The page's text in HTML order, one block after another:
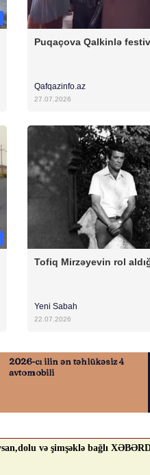
Puqaçova Qalkinlə
Qafqazinfo.az
27.07.2026
Tofiq Mirzəyevin rol
Yeni Sabah
22.07.2026